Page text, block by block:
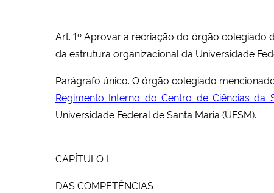
Art. 1º Aprovar a recriação do órgão colegiado
da estrutura organizacional da Universidade
Parágrafo único. O órgão colegiado
Regimento Interno do Centro de Ciências da
Universidade Federal de Santa Maria (UFSM).
CAPÍTULO I
DAS COMPETÊNCIAS